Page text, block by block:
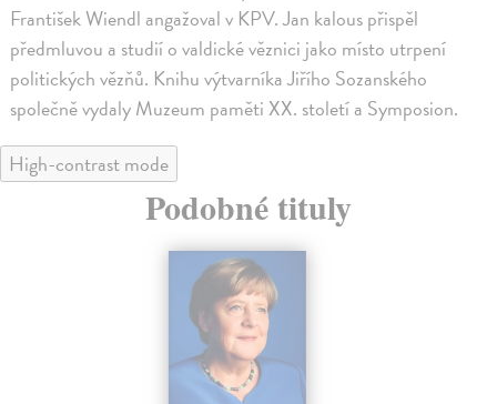
František Wiendl angažoval v KPV. Jan kalous přispěl
předmluvou a studií o valdické věznici jako místo utrpení
politických vězňů. Knihu výtvarníka Jiřího Sozanského
společně vydaly Muzeum paměti XX. století a Symposion.
High-contrast mode
Podobné tituly